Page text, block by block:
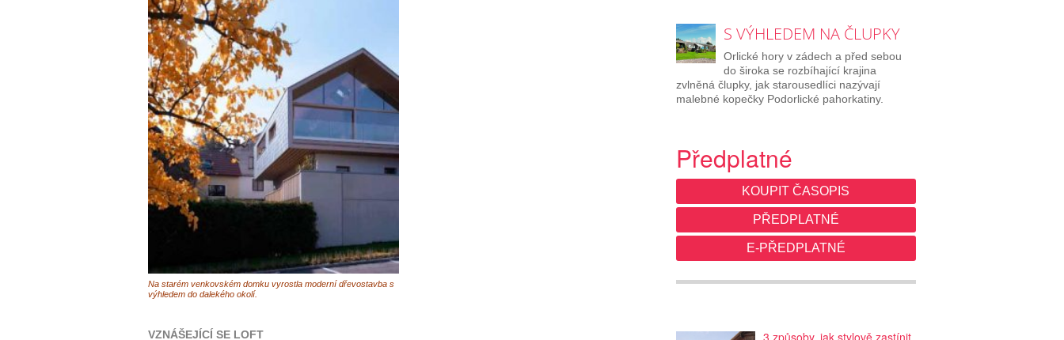
Na starém venkovském domku vyrostla moderní dřevostavba s
výhledem do dalekého okolí.
VZNÁŠEJÍCÍ SE LOFT
S VÝHLEDEM NA ČLUPKY
Orlické hory v zádech a před sebou
do široka se rozbíhající krajina
zvlněná člupky, jak starousedlíci nazývají
malebné kopečky Podorlické pahorkatiny.
Předplatné
KOUPIT ČASOPIS
PŘEDPLATNÉ
E-PŘEDPLATNÉ
3 způsoby, jak stylově zastínit